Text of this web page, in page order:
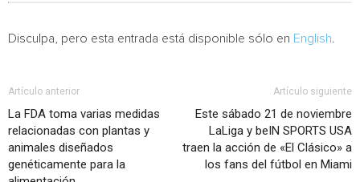
Disculpa, pero esta entrada está disponible sólo en English
Artículo anterior
La FDA toma varias medidas
relacionadas con plantas y
animales diseñados
genéticamente para la
Artículo siguiente
Este sábado 21 de noviembre
LaLiga y beIN SPORTS USA
traen la acción de «El Clásico» a
los fans del fútbol en Miami